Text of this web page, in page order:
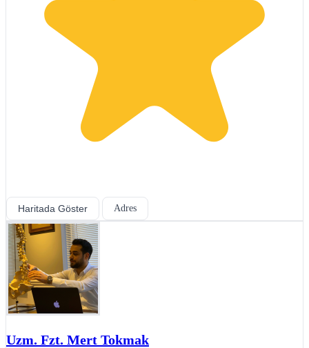
Haritada Göster Adres
Uzm. Fzt. Mert Tokmak